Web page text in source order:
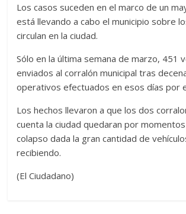
Los casos suceden en el marco de un
está llevando a cabo el municipio sobre
circulan en la ciudad.
Sólo en la última semana de marzo, 451
enviados al corralón municipal tras
operativos efectuados en esos días por
Los hechos llevaron a que los dos
cuenta la ciudad quedaran por
colapso dada la gran cantidad de
recibiendo.
(El Ciudadano)